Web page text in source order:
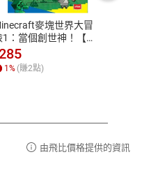
例假日休息)
麥塊世界大冒
1：當個創世神！【電
書】
285
1% (賺2點)
由飛比價格提供的資訊